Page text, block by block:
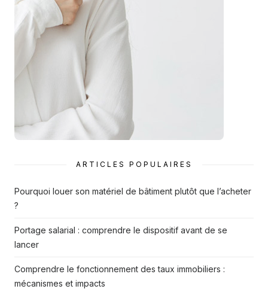
ARTICLES POPULAIRES
Pourquoi louer son matériel de bâtiment plutôt que l’acheter
?
Portage salarial : comprendre le dispositif avant de se
lancer
Comprendre le fonctionnement des taux immobiliers :
mécanismes et impacts